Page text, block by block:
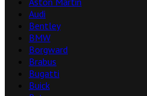
Audi
Bentley
BMW
Borgward
Brabus
Bugatti
Buick